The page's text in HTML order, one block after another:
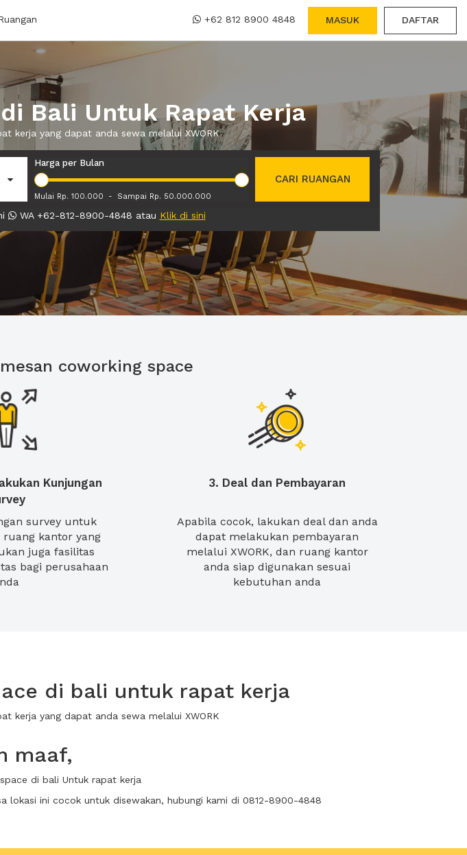
+62 812 8900 4848 MASUK DAFTAR
Bali Untuk Rapat Kerja
kerja yang dapat anda sewa melalui XWORK
Harga per Bulan
Mulai Rp. 100.000 - Sampai Rp. 50.000.000
CARI RUANGAN
WA +62-812-8900-4848 atau Klik di sini
coworking space
Kunjungan
survey untuk
kantor yang
juga fasilitas
bagi perusahaan
3. Deal dan Pembayaran
Apabila cocok, lakukan deal dan anda
dapat melakukan pembayaran
melalui XWORK, dan ruang kantor
anda siap digunakan sesuai
kebutuhan anda
di bali untuk rapat kerja
kerja yang dapat anda sewa melalui XWORK
maaf,
di bali Untuk rapat kerja
lokasi ini cocok untuk disewakan, hubungi kami di 0812-8900-4848